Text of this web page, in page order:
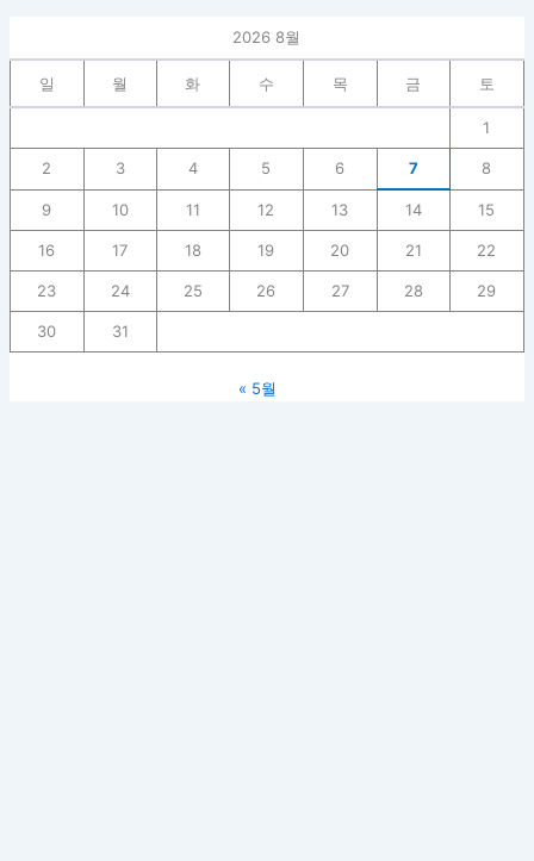
2026 8월
일 월 화 수 목 금 토
1
2 3 4 5 6 7 8
9 10 11 12 13 14 15
16 17 18 19 20 21 22
23 24 25 26 27 28 29
30 31
« 5월